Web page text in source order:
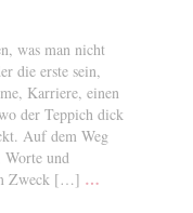
was man nicht
die erste sein,
Karriere, einen
der Teppich dick
Auf dem Weg
Worte und
Zweck […] …